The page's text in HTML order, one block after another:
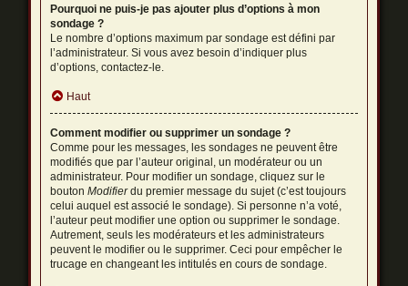
Pourquoi ne puis-je pas ajouter plus d’options à mon
sondage ?
Le nombre d’options maximum par sondage est défini par
l’administrateur. Si vous avez besoin d’indiquer plus
d’options, contactez-le.
Haut
Comment modifier ou supprimer un sondage ?
Comme pour les messages, les sondages ne peuvent être
modifiés que par l’auteur original, un modérateur ou un
administrateur. Pour modifier un sondage, cliquez sur le
boutonModifierdu premier message du sujet (c’est toujours
celui auquel est associé le sondage). Si personne n’a voté,
l’auteur peut modifier une option ou supprimer le sondage.
Autrement, seuls les modérateurs et les administrateurs
peuvent le modifier ou le supprimer. Ceci pour empêcher le
trucage en changeant les intitulés en cours de sondage.